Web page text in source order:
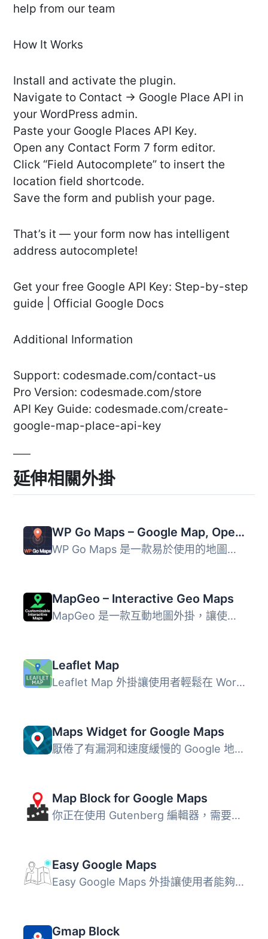
help from our team
How It Works
Install and activate the plugin.
Navigate to Contact → Google Place API in
your WordPress admin.
Paste your Google Places API Key.
Open any Contact Form 7 form editor.
Click “Field Autocomplete” to insert the
location field shortcode.
Save the form and publish your page.
That’s it — your form now has intelligent
address autocomplete!
Get your free Google API Key: Step-by-step
guide | Official Google Docs
Additional Information
Support: codesmade.com/contact-us
Pro Version: codesmade.com/store
API Key Guide: codesmade.com/create-
google-map-place-api-key
延伸相關外掛
WP Go Maps – Google Map, OpenStreetMap, Leaflet Map
WP Go Maps 是一款易於使用的地圖外掛，支援 Google Maps、Le...
MapGeo – Interactive Geo Maps
MapGeo 是一款互動地圖外掛，讓使用者能夠輕鬆創建帶有區域和...
Leaflet Map
Leaflet Map 外掛讓使用者輕鬆在 WordPress 網站上嵌入互動式...
Maps Widget for Google Maps
厭倦了有漏洞和速度緩慢的 Google 地圖外掛需要花費數小時才...
Map Block for Google Maps
你正在使用 Gutenberg 編輯器，需要一個地圖嗎？這款地圖區塊...
Easy Google Maps
Easy Google Maps 外掛讓使用者能夠輕鬆在網站上創建 Google ...
Gmap Block